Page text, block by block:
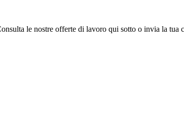
le nostre offerte di lavoro qui sotto o invia la tua